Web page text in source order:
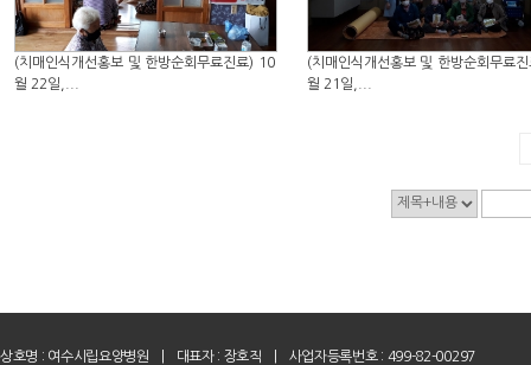
(치매인식개선홍보 및 한방순회무료진료) 10
월 22일,...
(치매인식개선홍보 및 한방순회무료
월 21일,...
상호명 : 여수시립요양병원 대표자 : 장호직
사업자등록번호 : 499-82-00297